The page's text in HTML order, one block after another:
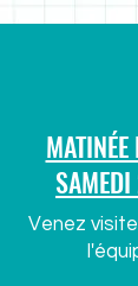
Venez